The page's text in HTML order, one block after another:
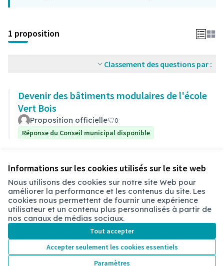
Informations sur les cookies utilisés sur le site web
Nous utilisons des cookies sur notre site Web pour
améliorer la performance et les contenus du site. Les
cookies nous permettent de fournir une expérience
utilisateur et un contenu plus personnalisés à partir de
nos canaux de médias sociaux.
Tout accepter
Accepter seulement les cookies essentiels
Paramètres
1 proposition
Classement des questions par :
Devenir des bâtiments modulaires de l'école
Vert Bois
Proposition officielle
0
Réponse du Conseil municipal disponible
Conditions d'utilisation
Paramètres des cookies
Chambéry sur X
(Lien externe)
Chambéry sur Facebook
Chambéry sur Instagram